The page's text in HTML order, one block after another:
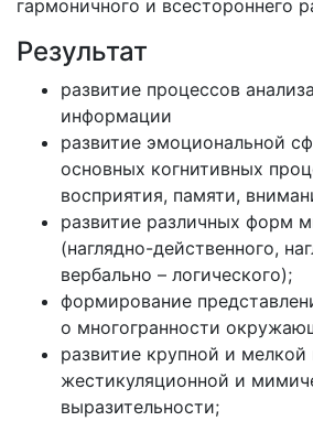
гармоничного и всестороннего
Результат
развитие процессов
информации
развитие эмоциональной
основных когнитивных
восприятия, памяти,
развитие различных форм
(наглядно-действенного,
вербально – логического);
формирование
о многогранности
развитие крупной и
жестикуляционной и
выразительности;